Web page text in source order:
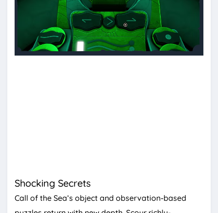
Shocking Secrets
Call of the Sea’s object and observation-based